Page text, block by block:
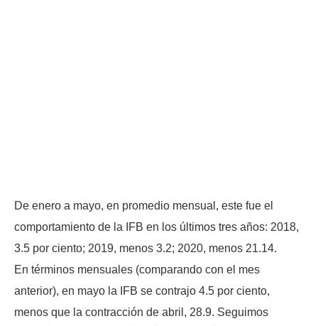
De enero a mayo, en promedio mensual, este fue el
comportamiento de la IFB en los últimos tres años: 2018,
3.5 por ciento; 2019, menos 3.2; 2020, menos 21.14.
En términos mensuales (comparando con el mes
anterior), en mayo la IFB se contrajo 4.5 por ciento,
menos que la contracción de abril, 28.9. Seguimos